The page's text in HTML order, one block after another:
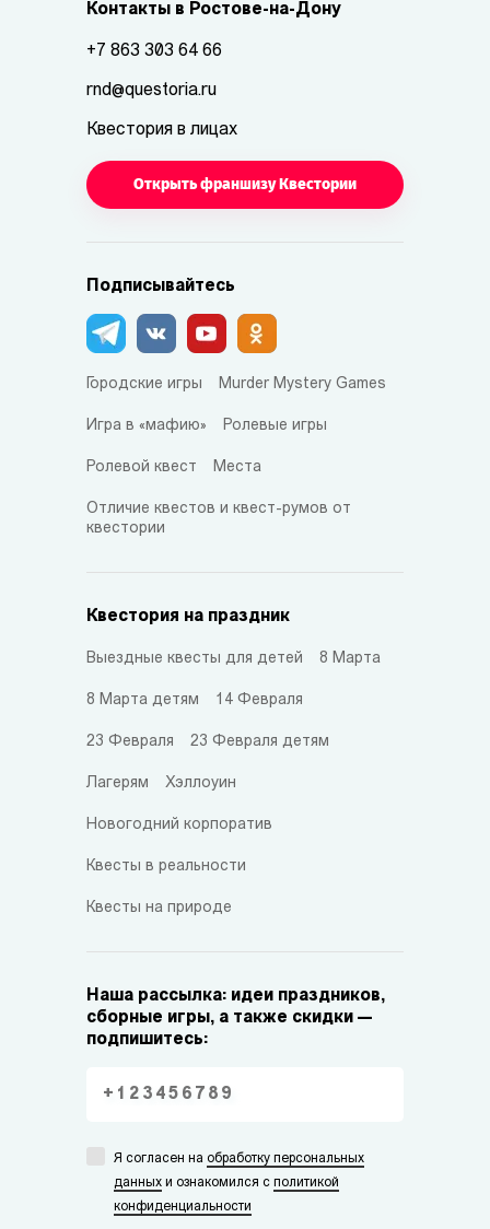
Контакты в Ростове-на-Дону
+7 863 303 64 66
rnd@questoria.ru
Квестория в лицах
Открыть франшизу Квестории
Подписывайтесь
Городские игры Murder Mystery Games
Игра в «мафию» Ролевые игры
Ролевой квест Места
Отличие квестов и квест-румов от
квестории
Квестория на праздник
Выездные квесты для детей 8 Марта
8 Марта детям 14 Февраля
23 Февраля 23 Февраля детям
Лагерям Хэллоуин
Новогодний корпоратив
Квесты в реальности
Квесты на природе
Наша рассылка: идеи праздников,
сборные игры, а также скидки —
подпишитесь:
Я согласен на обработку персональных
данных и ознакомился с политикой
конфиденциальности